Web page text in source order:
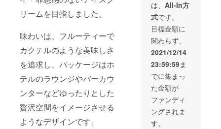
リームを目指しました。
味わいは、フルーティーで
カクテルのような美味しさ
を追求し、パッケージはホ
テルのラウンジやバーカウ
ンターなどゆったりとした
贅沢空間をイメージさせる
ようなデザインです。
さい。
※お届け
は2021
年12月
を予定
してお
りま
す。 ※
製造状
況によ
り出荷
時期が
遅れる
場合、
い。
の方、
自動
車・バ
イク・
自転車
等を運
転され
る予定
のある
方、ア
ルコー
ルに弱
い方な
どは購
入・喫
場合が
ます、
その際
は早急
にご連
絡致し
ます。
※本製品
にはア
ルコー
ルが含
まれて
いるた
め20歳
ヨイス
リター
ンは
2,425円
お得で
ヨイ
ス。 ※
便での
送料込
みで
す。 ※
アル
コール
入り商
理と
ハーブ
酒 Trad
Gras』
で使え
るお食
事券
15,000
円で
す。 ※
お食事
券は
2022年
12月ま
での1年
YOICE
エナ
ジー・
ハーブ
ティー
2個 ・
YOICE
グッド
スリー
プ・
コー
ヒー 2
個 ※一
般販売
予定価
は、 All-In方
式です。
目標金額に
関わらず、
2021/12/14
23:59:59ま
でに集まっ
た金額が
ファンディ
ングされま
す。